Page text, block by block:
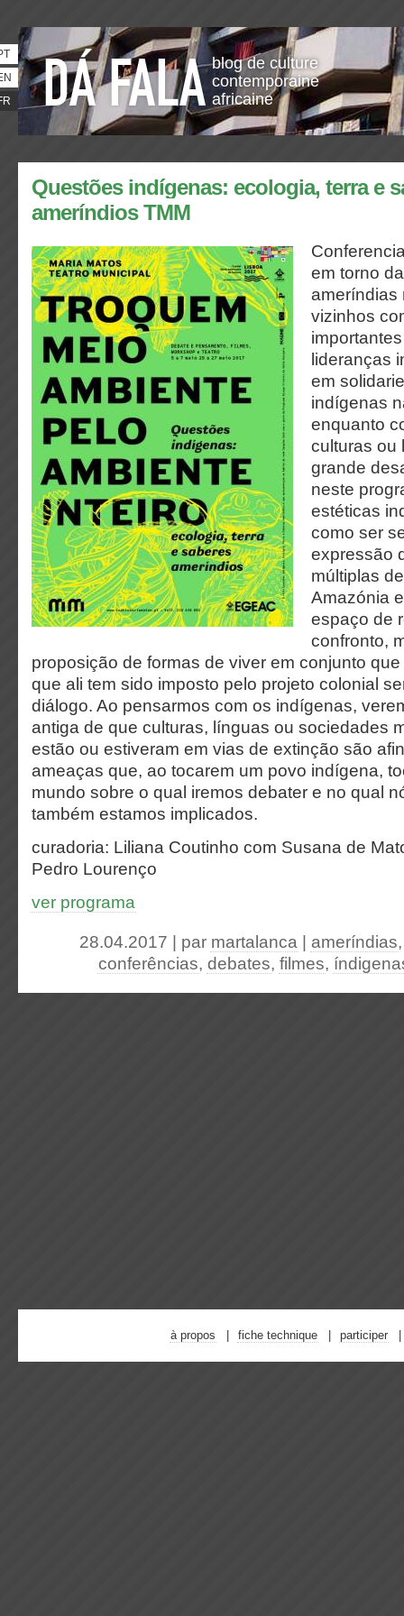
blog de culture
contemporaine
africaine
Questões indígenas: ecologia, terra e
ameríndios TMM
em torno
ameríndias
vizinhos
lideranças
em
indígenas
enquanto
culturas ou
grande
neste
estéticas
como ser
expressão
múltiplas
Amazónia
espaço de
confronto,
proposição de formas de viver em conjunto
que ali tem sido imposto pelo projeto colonial
diálogo. Ao pensarmos com os indígenas,
antiga de que culturas, línguas ou sociedades
estão ou estiveram em vias de extinção são
ameaças que, ao tocarem um povo indígena,
mundo sobre o qual iremos debater e no qual
também estamos implicados.
curadoria: Liliana Coutinho com Susana de
Pedro Lourenço
ver programa
28.04.2017 | par martalanca ameríndias
conferências, debates, filmes,
à propos fiche technique participer